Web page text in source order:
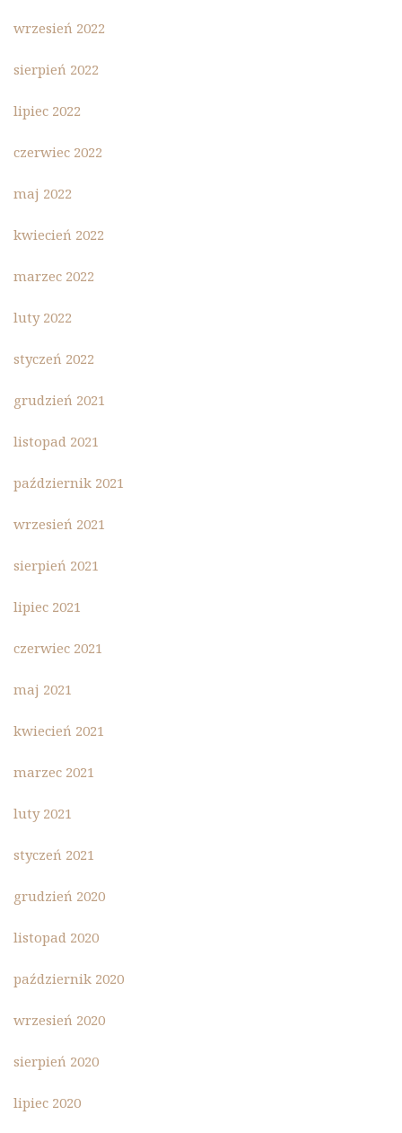
wrzesień 2022
sierpień 2022
lipiec 2022
czerwiec 2022
maj 2022
kwiecień 2022
marzec 2022
luty 2022
styczeń 2022
grudzień 2021
listopad 2021
październik 2021
wrzesień 2021
sierpień 2021
lipiec 2021
czerwiec 2021
maj 2021
kwiecień 2021
marzec 2021
luty 2021
styczeń 2021
grudzień 2020
listopad 2020
październik 2020
wrzesień 2020
sierpień 2020
lipiec 2020